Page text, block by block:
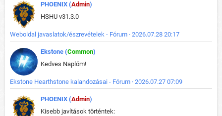
PHOENIX (Admin)
HSHU v31.3.0
Weboldal javaslatok/észrevételek - Fórum · 2026.07.28 20:17
Ekstone (Common)
Kedves Naplóm!
Ekstone Hearthstone kalandozásai - Fórum · 2026.07.27 07:09
PHOENIX (Admin)
Kisebb javítások történtek: